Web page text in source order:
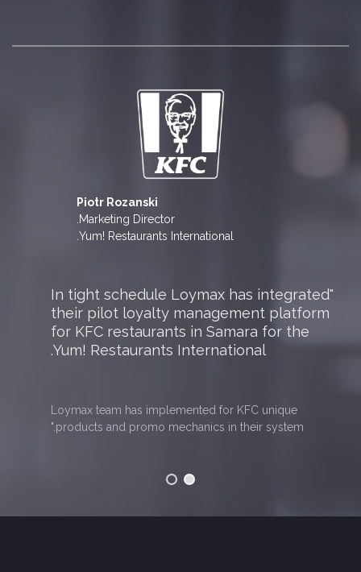
Piotr Rozanski
Marketing Director.
Yum! Restaurants International.
"In tight schedule Loymax has integrated
their pilot loyalty management platform
for KFC restaurants in Samara for the
Yum! Restaurants International.
Loymax team has implemented for KFC unique
products and promo mechanics in their system."